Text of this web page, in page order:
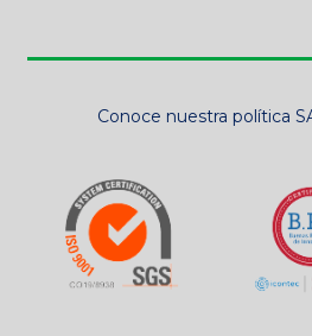
Conoce nuestra política